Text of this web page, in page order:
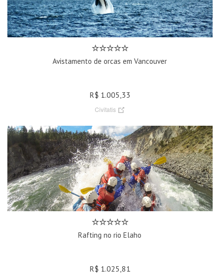
Avistamento de orcas em Vancouver
R$ 1.005,33
Civitatis
Rafting no rio Elaho
R$ 1.025,81